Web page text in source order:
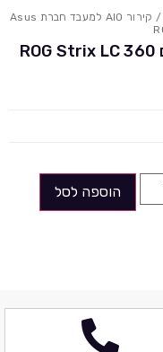
/ קירור AIO למעבד חברת Asus
קירור AIO למעבד חברת Asus דגם ROG Strix LC 360
הוספה לסל